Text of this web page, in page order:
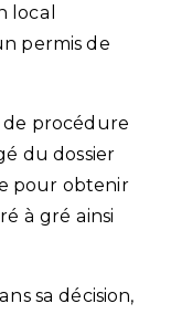
local
permis de
de procédure
du dossier
pour obtenir
à gré ainsi
sa décision,